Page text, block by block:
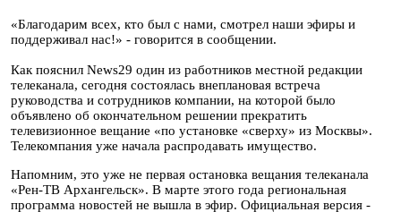
«Благодарим всех, кто был с нами, смотрел наши эфиры и
поддерживал нас!» - говорится в сообщении.
Как пояснил News29 один из работников местной редакции
телеканала, сегодня состоялась внеплановая встреча
руководства и сотрудников компании, на которой было
объявлено об окончательном решении прекратить
телевизионное вещание «по установке «сверху» из Москвы».
Телекомпания уже начала распродавать имущество.
Напомним, это уже не первая остановка вещания телеканала
«Рен-ТВ Архангельск». В марте этого года региональная
программа новостей не вышла в эфир. Официальная версия -